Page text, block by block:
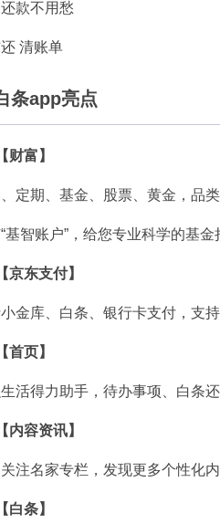
款不用愁
清账单
条app亮点
财富】
定期、基金、股票、黄金，品类
基智账户”，给您专业科学的基金
京东支付】
金库、白条、银行卡支付，支
首页】
活得力助手，待办事项、白条
内容资讯】
注名家专栏，发现更多个性化
白条】